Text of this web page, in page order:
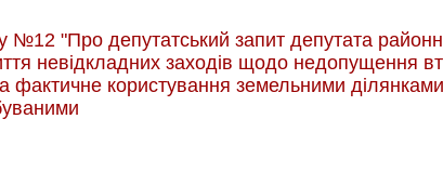
№12 "Про депутатський запит депутата
невідкладних заходів щодо недопущення
фактичне користування земельними